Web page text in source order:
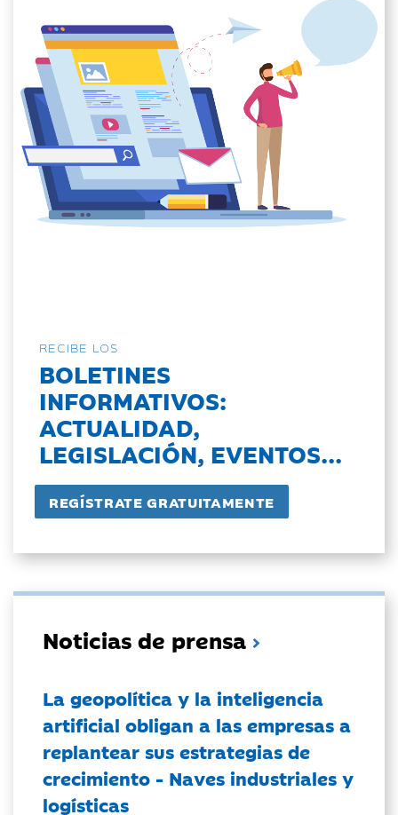
RECIBE LOS
BOLETINES
INFORMATIVOS:
ACTUALIDAD,
LEGISLACIÓN, EVENTOS...
Noticias de prensa
La geopolítica y la inteligencia
artificial obligan a las empresas a
replantear sus estrategias de
crecimiento - Naves industriales y
logísticas